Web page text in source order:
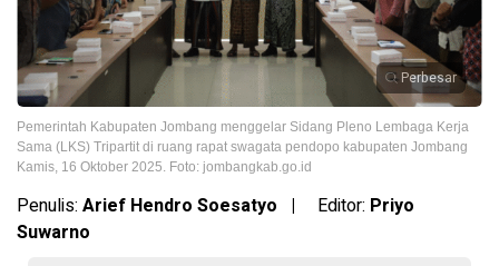
Perbesar
Pemerintah Kabupaten Jombang menggelar Sidang Pleno Lembaga Kerja
Sama (LKS) Tripartit di ruang rapat swagata pendopo kabupaten Jombang
Kamis, 16 Oktober 2025. Foto: jombangkab.go.id
Penulis: Arief Hendro Soesatyo | Editor: Priyo
Suwarno